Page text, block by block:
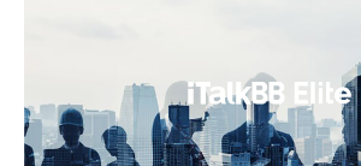
养老 非盈利组织